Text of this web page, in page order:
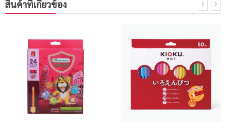
สินค้าที่เกี่ยวข้อง